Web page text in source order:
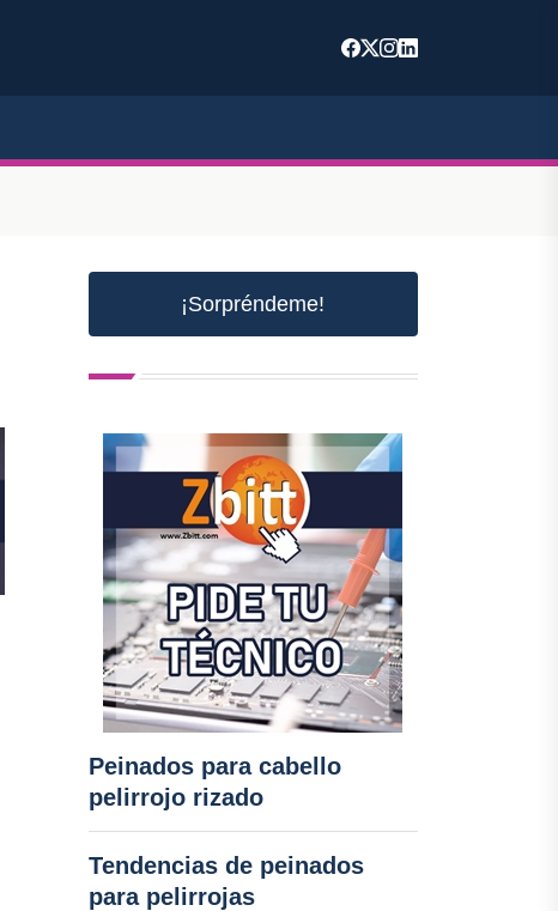
¡Sorpréndeme!
Peinados para cabello
pelirrojo rizado
Tendencias de peinados
para pelirrojas